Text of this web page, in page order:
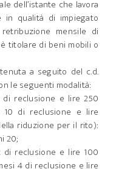
dell’istante che lavora
in qualità di impiegato
mensile di
è titolare di beni mobili o
a seguito del c.d.
le seguenti modalità:
di reclusione e lire 250
di reclusione e lire
riduzione per il rito):
20;
di reclusione e lire 100
4 di reclusione e lire